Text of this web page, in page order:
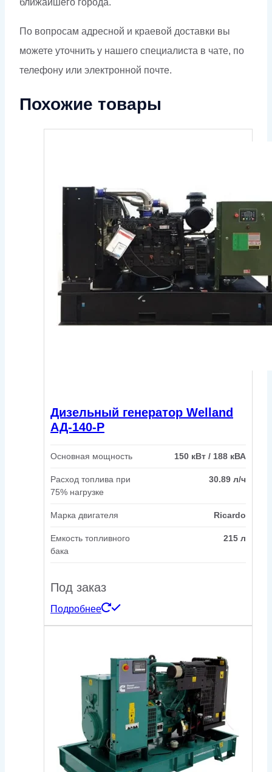
ближайшего города.
По вопросам адресной и краевой доставки вы
можете уточнить у нашего специалиста в чате, по
телефону или электронной почте.
Похожие товары
Дизельный генератор Welland
АД-140-Р
Основная мощность 150 кВт / 188 кВА
Расход топлива при
75% нагрузке
30.89 л/ч
Марка двигателя Ricardo
Емкость топливного
бака
215 л
Под заказ
Подробнее